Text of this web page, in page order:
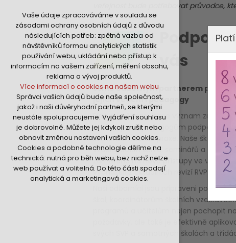
Technická cookies
nutná pro provozování webu
udržení kontextu stránek (session):
případná přihlášení, volby jazyka, apod.
Volitelná cookies
analytická pro anonymizované
vyhodnocení návštěvnosti
marketingová cookies (Google,Hotjar,Sklik)
Více informací o cookies na našem webu
Přijmout všechny cookies
Odmítnout vše
Vaše údaje zpracováváme v souladu se
zásadami ochrany osobních údajů z důvodu
následujících potřeb: zpětná vazba od
návštěvníků formou analytických statistik
používání webu, ukládání nebo přístup k
informacím na vašem zařízení, měření obsahu,
reklama a vývoj produktů.
Více informací o cookies na našem webu
Správci vašich údajů bude naše společnost,
jakož i naši důvěryhodní partneři, se kterými
neustále spolupracujeme. Vyjádření souhlasu
je dobrovolné. Můžete jej kdykoli zrušit nebo
obnovit změnou nastavení vašich cookies.
Cookies a podobné technologie dělíme na
technická: nutná pro běh webu, bez nichž nelze
web používat a volitelná. Do této části spadají
analytická a marketingová cookies.
ebovat průvodce,
vás
Jsme odborným partnerem pro
jejích vedení i pedagogy
Plně si uvědomujeme význam změn v
poskytujeme pedagogům podporu při
implementaci do praxe. Naše škála
vzdělávacích kurzů, seminářů a
zaměřena na nové přístupy ve výuce,
vycházejí z aktuálních revizí RVP.
Naši odborníci jsou připraveni pomoci
škol, koordinátorům školních
programů a učitelům nejen pochopit
požadavky, ale také je efektivně
svých ŠVP a samotných školách a